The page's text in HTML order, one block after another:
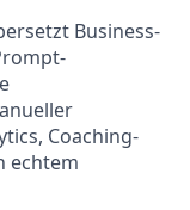
Business-
Coaching-
echtem